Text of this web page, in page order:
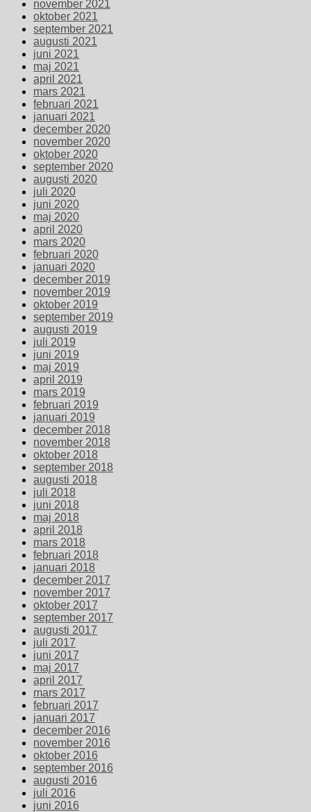
november 2021
oktober 2021
september 2021
augusti 2021
juni 2021
maj 2021
april 2021
mars 2021
februari 2021
januari 2021
december 2020
november 2020
oktober 2020
september 2020
augusti 2020
juli 2020
juni 2020
maj 2020
april 2020
mars 2020
februari 2020
januari 2020
december 2019
november 2019
oktober 2019
september 2019
augusti 2019
juli 2019
juni 2019
maj 2019
april 2019
mars 2019
februari 2019
januari 2019
december 2018
november 2018
oktober 2018
september 2018
augusti 2018
juli 2018
juni 2018
maj 2018
april 2018
mars 2018
februari 2018
januari 2018
december 2017
november 2017
oktober 2017
september 2017
augusti 2017
juli 2017
juni 2017
maj 2017
april 2017
mars 2017
februari 2017
januari 2017
december 2016
november 2016
oktober 2016
september 2016
augusti 2016
juli 2016
juni 2016